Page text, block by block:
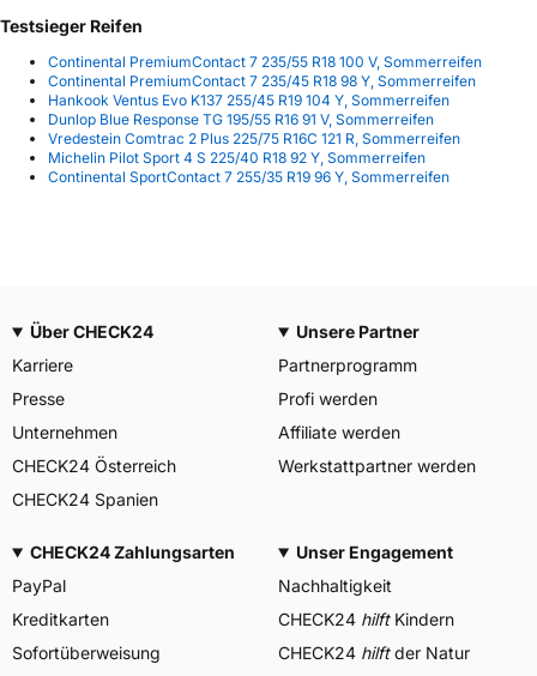
Testsieger Reifen
Continental PremiumContact 7 235/55 R18 100 V, Sommerreifen
Continental PremiumContact 7 235/45 R18 98 Y, Sommerreifen
Hankook Ventus Evo K137 255/45 R19 104 Y, Sommerreifen
Dunlop Blue Response TG 195/55 R16 91 V, Sommerreifen
Vredestein Comtrac 2 Plus 225/75 R16C 121 R, Sommerreifen
Michelin Pilot Sport 4 S 225/40 R18 92 Y, Sommerreifen
Continental SportContact 7 255/35 R19 96 Y, Sommerreifen
Über CHECK24
Karriere
Presse
Unternehmen
CHECK24 Österreich
CHECK24 Spanien
Unsere Partner
Partnerprogramm
Profi werden
Affiliate werden
Werkstattpartner werden
CHECK24 Zahlungsarten
PayPal
Kreditkarten
Sofortüberweisung
Unser Engagement
Nachhaltigkeit
CHECK24 hilftKindern
CHECK24 hilftder Natur